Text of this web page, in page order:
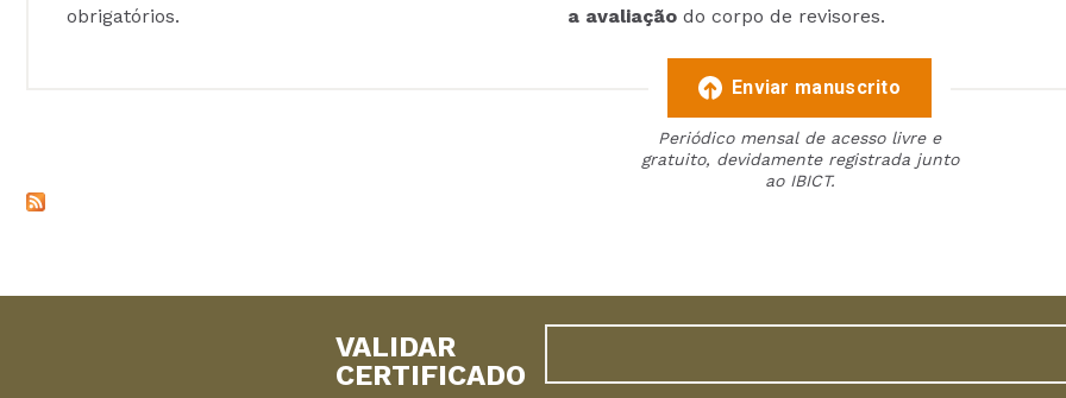
obrigatórios.
a avaliação do corpo de revisores.
Enviar manuscrito
Periódico mensal de acesso livre e
gratuito, devidamente registrada junto
ao IBICT.
VALIDAR
CERTIFICADO